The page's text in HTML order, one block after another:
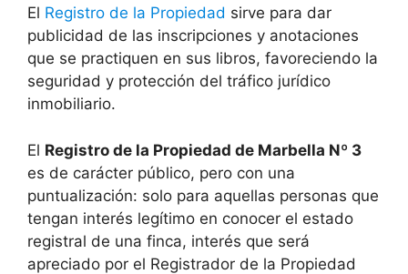
El Registro de la Propiedad sirve para dar
publicidad de las inscripciones y anotaciones
que se practiquen en sus libros, favoreciendo la
seguridad y protección del tráfico jurídico
inmobiliario.
El Registro de la Propiedad de Marbella Nº 3
es de carácter público, pero con una
puntualización: solo para aquellas personas que
tengan interés legítimo en conocer el estado
registral de una finca, interés que será
apreciado por el Registrador de la Propiedad